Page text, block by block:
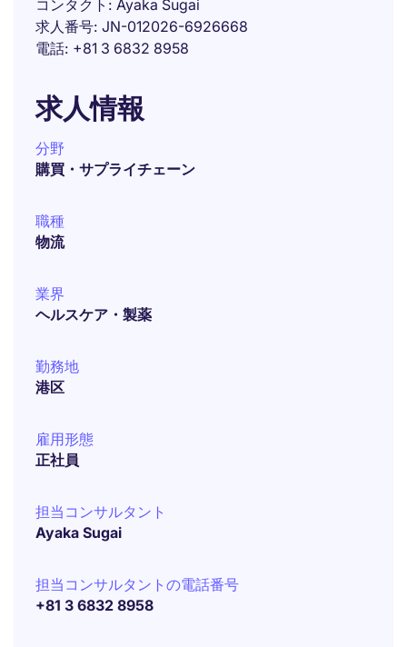
コンタクト
Ayaka Sugai
求人番号 JN-012026-6926668
電話 +81 3 6832 8958
求人情報
分野
購買・サプライチェーン
職種
物流
業界
ヘルスケア・製薬
勤務地
港区
雇用形態
正社員
担当コンサルタント
Ayaka Sugai
担当コンサルタントの電話番号
+81 3 6832 8958